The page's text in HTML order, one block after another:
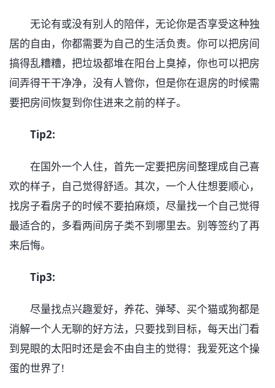
无论有或没有别人的陪伴，无论你是否享受这种独
居的自由，你都需要为自己的生活负责。你可以把房间
搞得乱糟糟，把垃圾都堆在阳台上臭掉，你也可以把房
间弄得干干净净，没有人管你，但是你在退房的时候需
要把房间恢复到你住进来之前的样子。
Tip2:
在国外一个人住，首先一定要把房间整理成自己喜
欢的样子，自己觉得舒适。其次，一个人住想要顺心，
找房子看房子的时候不要拍麻烦，尽量找一个自己觉得
最适合的，多看两间房子类不到哪里去。别等签约了再
来后悔。
Tip3:
尽量找点兴趣爱好，养花、弹琴、买个猫或狗都是
消解一个人无聊的好方法，只要找到目标，每天出门看
到晃眼的太阳时还是会不由自主的觉得：我爱死这个操
蛋的世界了!